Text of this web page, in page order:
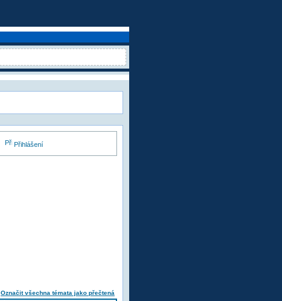
Přihlášení
Označit všechna témata jako přečtená